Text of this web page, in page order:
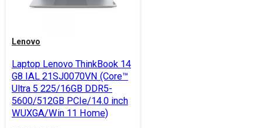
Lenovo
Laptop Lenovo ThinkBook 14
G8 IAL 21SJ0070VN (Core™
Ultra 5 225/16GB DDR5-
5600/512GB PCIe/14.0 inch
WUXGA/Win 11 Home)